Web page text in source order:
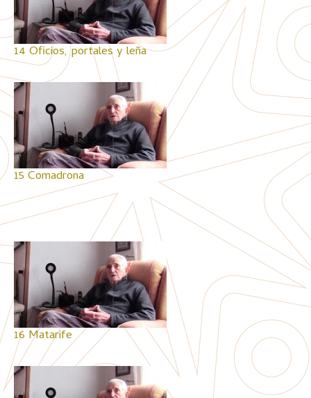
14 Oficios, portales y leña
15 Comadrona
16 Matarife